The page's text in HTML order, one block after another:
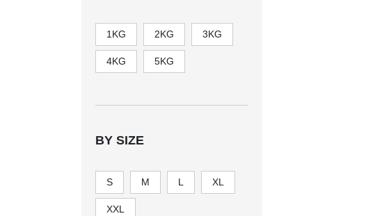
1KG 2KG 3KG
4KG 5KG
BY SIZE
S M L XL
XXL